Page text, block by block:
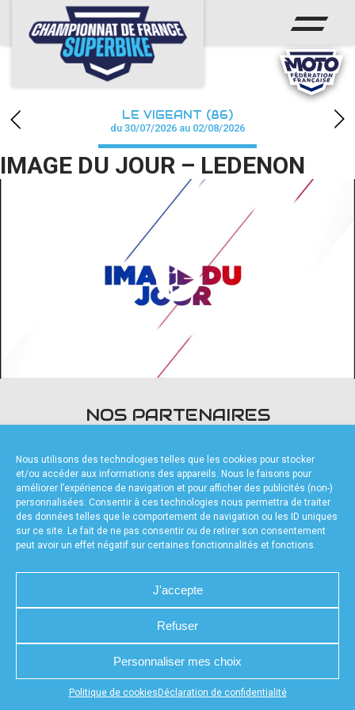
Nous utilisons des technologies telles que les cookies pour stocker
et/ou accéder aux informations des appareils. Nous le faisons pour
améliorer l’expérience de navigation et pour afficher des publicités (non-)
personnalisées. Consentir à ces technologies nous permettra de traiter
des données telles que le comportement de navigation ou les ID uniques
sur ce site. Le fait de ne pas consentir ou de retirer son consentement
peut avoir un effet négatif sur certaines fonctionnalités et fonctions.
J'accepte
Refuser
Personnaliser mes choix
Politique de cookies Déclaration de confidentialité
Appuyez sur le bouton partager en bas de votre
ACCUEIL
CHAMPIONNAT
CALENDRIER
RÉSULTATS
accéder à la billetterie
LE VIGEANT (86)
du 30/07/2026 au 02/08/2026
IMAGE DU JOUR – LEDENON
NOS PARTENAIRES
FOURNISSEURS TECHNIQUES
CHARTE DE CONFIDENTIALITÉ
MENTIONS LÉGALES
RÉALISÉ PAR L’AGENCE WEB A3WEB
POLITIQUE DE COOKIES (UE)
DÉCLARATION DE CONFIDENTIALITÉ (UE)